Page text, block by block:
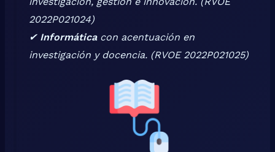
2022P021024)
✔ Informática con acentuación en
investigación y docencia. (RVOE 2022P021025)